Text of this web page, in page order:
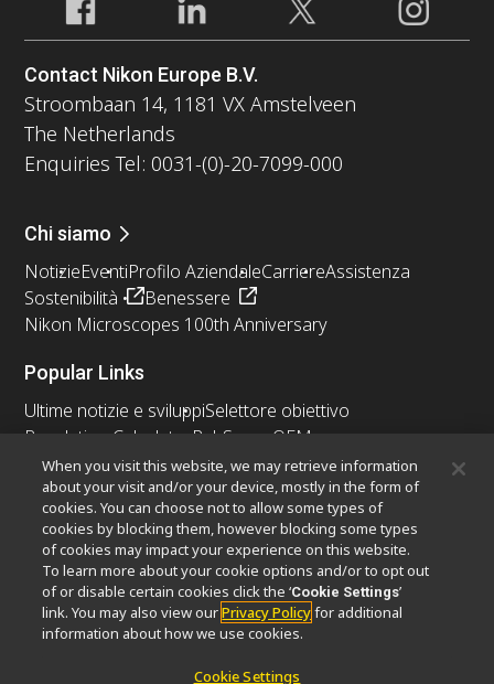
Contact Nikon Europe B.V.
Stroombaan 14, 1181 VX Amstelveen
The Netherlands
Enquiries Tel: 0031-(0)-20-7099-000
Chi siamo
NotizieEventiProfilo AziendaleCarriereAssistenza
Sostenibilità
Benessere
Nikon Microscopes 100th Anniversary
Popular Links
Ultime notizie e sviluppiSelettore obiettivo
Resolution Calculator PubScope OEM
Nikon Small World
MicroscopyU
Altri prodotti Nikon
Prodotti di imaging
Microscopia industriale e metrologia
Sistemi di litografia a semiconduttore
Sistemi di litografia a FPD
When you visit this website, we may retrieve information
about your visit and/or your device, mostly in the form of
cookies. You can choose not to allow some types of
cookies by blocking them, however blocking some types
of cookies may impact your experience on this website.
To learn more about your cookie options and/or to opt out
of or disable certain cookies click the ‘Cookie Settings’
link. You may also view ourPrivacy Policyfor additional
information about how we use cookies.
Cookie Settings